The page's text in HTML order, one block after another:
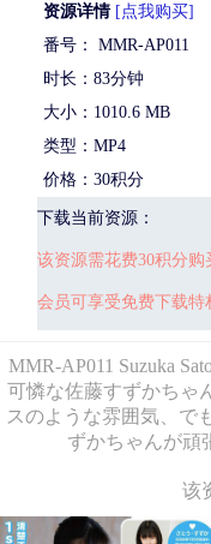
资源详情 [点我购买]
番号： MMR-AP011
时长：83分钟
大小：1010.6 MB
类型：MP4
价格：30积分
下载当前资源：
该资源需花费30积分购
会员可享受免费下载特
MMR-AP011 Suzuka
可憐な佐藤すずかちゃ
スのような雰囲気、で
ずかちゃんが頑
该